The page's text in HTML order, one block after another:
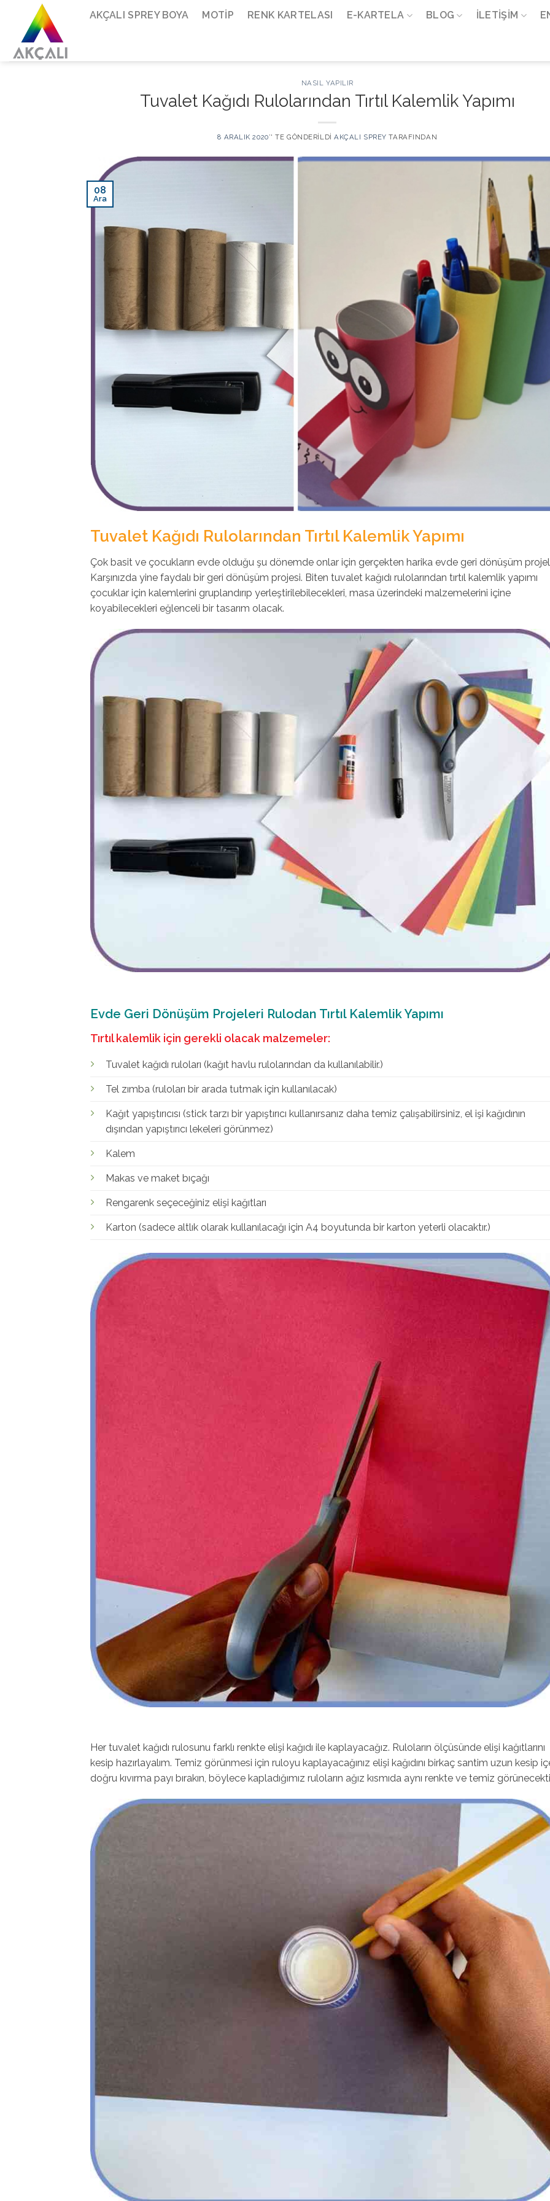
content
AKÇALI SPREY BOYA MOTIP RENK KARTELASI E-KARTELA BLOG İLETIŞIM
NASIL YAPILIR
Tuvalet Kağıdı Rulolarından Tırtıl Kalemlik Yapımı
8 ARALIK 2020’' TE GÖNDERILDI AKÇALI SPREY TARAFINDAN
08
Ara
Tuvalet Kağıdı Rulolarından Tırtıl Kalemlik Yapımı
Çok basit ve çocukların evde olduğu şu dönemde onlar için gerçekten harika evde geri dönüşüm
Karşınızda yine faydalı bir geri dönüşüm projesi. Biten tuvalet kağıdı rulolarından tırtıl kalemlik yapımı
çocuklar için kalemlerini gruplandırıp yerleştirilebilecekleri, masa üzerindeki malzemelerini içine
koyabilecekleri eğlenceli bir tasarım olacak.
Evde Geri Dönüşüm Projeleri Rulodan Tırtıl Kalemlik Yapımı
Tırtıl kalemlik için gerekli olacak malzemeler:
Tuvalet kağıdı ruloları (kağıt havlu rulolarından da kullanılabilir.)
Tel zımba (ruloları bir arada tutmak için kullanılacak)
Kağıt yapıştırıcısı (stick tarzı bir yapıştırıcı kullanırsanız daha temiz çalışabilirsiniz, el işi kağıdının
dışından yapıştırıcı lekeleri görünmez)
Kalem
Makas ve maket bıçağı
Rengarenk seçeceğiniz elişi kağıtları
Karton (sadece altlık olarak kullanılacağı için A4 boyutunda bir karton yeterli olacaktır.)
Her tuvalet kağıdı rulosunu farklı renkte elişi kağıdı ile kaplayacağız. Ruloların ölçüsünde elişi kağıtlarını
kesip hazırlayalım. Temiz görünmesi için ruloyu kaplayacağınız elişi kağıdını birkaç santim uzun kesip
doğru kıvırma payı bırakın, böylece kapladığımız ruloların ağız kısmıda aynı renkte ve temiz